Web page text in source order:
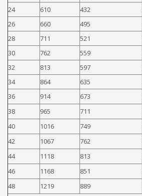
24
610 432
26
660 495
28
711 521
30
762 559
32
813 597
34
864 635
36
914 673
38
965 711
40
1016 749
42
1067 762
44
1118 813
46
1168 851
48
1219 889